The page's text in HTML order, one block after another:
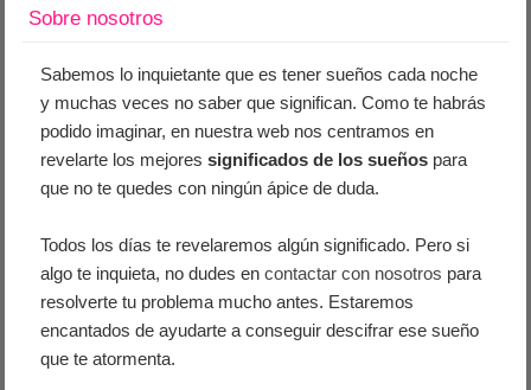
Sobre nosotros
Sabemos lo inquietante que es tener sueños cada noche
y muchas veces no saber que significan. Como te habrás
podido imaginar, en nuestra web nos centramos en
revelarte los mejoressignificados de los sueños para
que no te quedes con ningún ápice de duda.
Todos los días te revelaremos algún significado. Pero si
algo te inquieta, no dudes encontactar con nosotros para
resolverte tu problema mucho antes. Estaremos
encantados de ayudarte a conseguir descifrar ese sueño
que te atormenta.